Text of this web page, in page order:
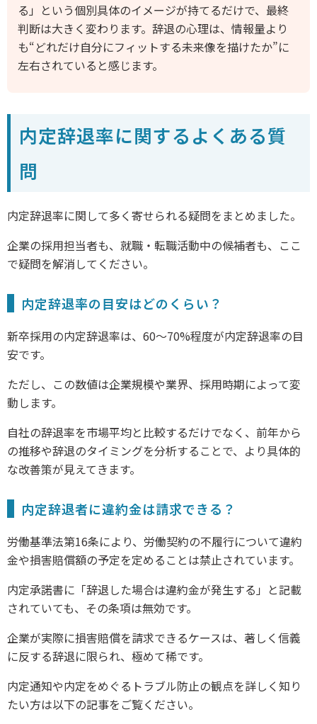
る」という個別具体のイメージが持てるだけで、最終
判断は大きく変わります。辞退の心理は、情報量より
も“どれだけ自分にフィットする未来像を描けたか”に
左右されていると感じます。
内定辞退率に関するよくある質
問
内定辞退率に関して多く寄せられる疑問をまとめました。
企業の採用担当者も、就職・転職活動中の候補者も、ここ
で疑問を解消してください。
内定辞退率の目安はどのくらい？
新卒採用の内定辞退率は、60〜70%程度が内定辞退率の目
安です。
ただし、この数値は企業規模や業界、採用時期によって変
動します。
自社の辞退率を市場平均と比較するだけでなく、前年から
の推移や辞退のタイミングを分析することで、より具体的
な改善策が見えてきます。
内定辞退者に違約金は請求できる？
労働基準法第16条により、労働契約の不履行について違約
金や損害賠償額の予定を定めることは禁止されています。
内定承諾書に「辞退した場合は違約金が発生する」と記載
されていても、その条項は無効です。
企業が実際に損害賠償を請求できるケースは、著しく信義
に反する辞退に限られ、極めて稀です。
内定通知や内定をめぐるトラブル防止の観点を詳しく知り
たい方は以下の記事をご覧ください。